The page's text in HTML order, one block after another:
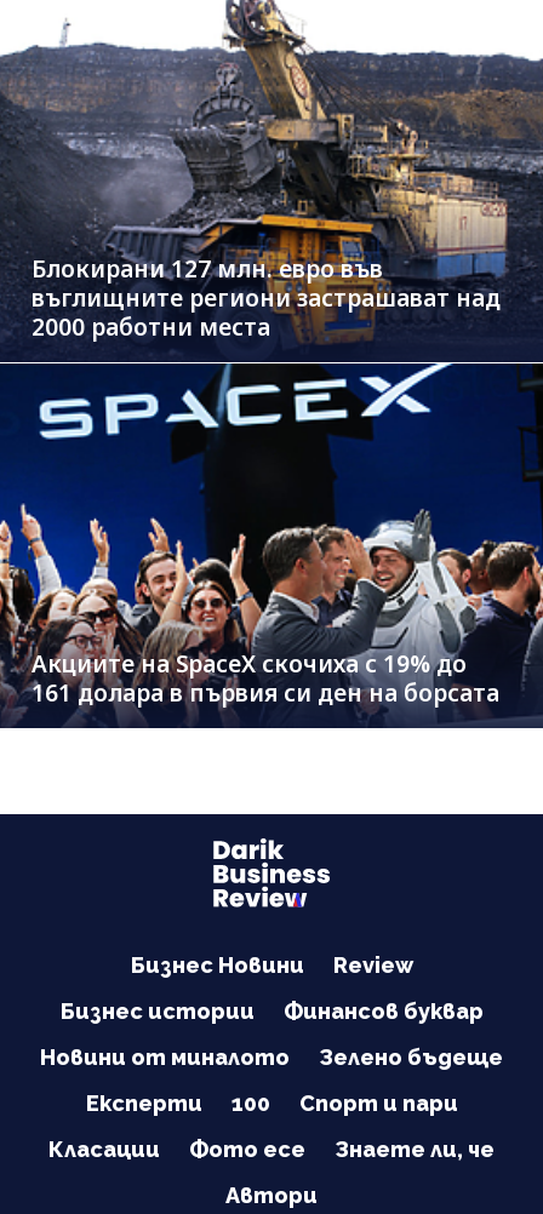
Блокирани 127 млн. евро във
въглищните региони застрашават над
2000 работни места
Акциите на SpaceX скочиха с 19% до
161 долара в първия си ден на борсата
Бизнес Новини
Review
Бизнес истории
Финансов буквар
Новини от миналото
Зелено бъдеще
Експерти
100
Спорт и пари
Класации
Фото есе
Знаете ли, че
Автори